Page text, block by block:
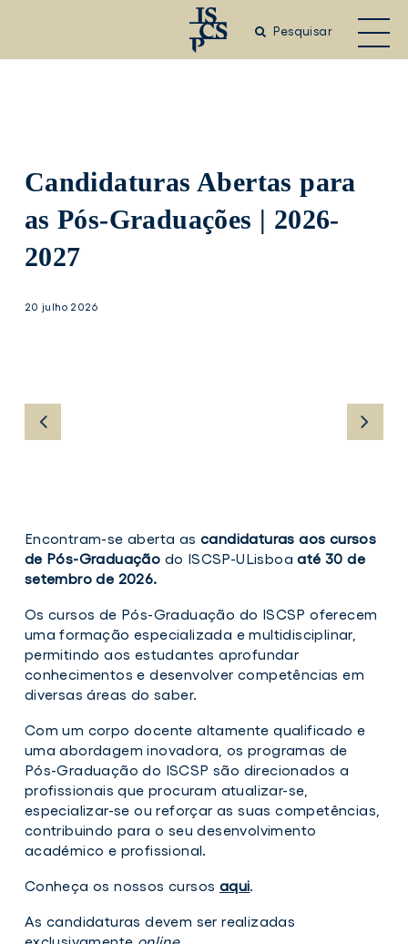
Pesquisar
Candidaturas Abertas para
as Pós-Graduações | 2026-
2027
20 julho 2026
Encontram-se aberta ascandidaturas aos cursos
de Pós-Graduação do ISCSP-ULisboaaté 30 de
setembro de 2026.
Os cursos de Pós-Graduação do ISCSP oferecem
uma formação especializada e multidisciplinar,
permitindo aos estudantes aprofundar
conhecimentos e desenvolver competências em
diversas áreas do saber.
Com um corpo docente altamente qualificado e
uma abordagem inovadora, os programas de
Pós-Graduação do ISCSP são direcionados a
profissionais que procuram atualizar-se,
especializar-se ou reforçar as suas competências,
contribuindo para o seu desenvolvimento
académico e profissional.
Conheça os nossos cursos aqui.
As candidaturas devem ser realizadas